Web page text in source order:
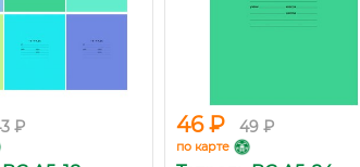
₽ 46 ₽ 49 ₽
по карте